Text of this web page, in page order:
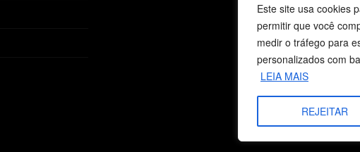
Este site usa cookies
permitir que você
medir o tráfego para
personalizados com
LEIA MAIS
REJEITAR